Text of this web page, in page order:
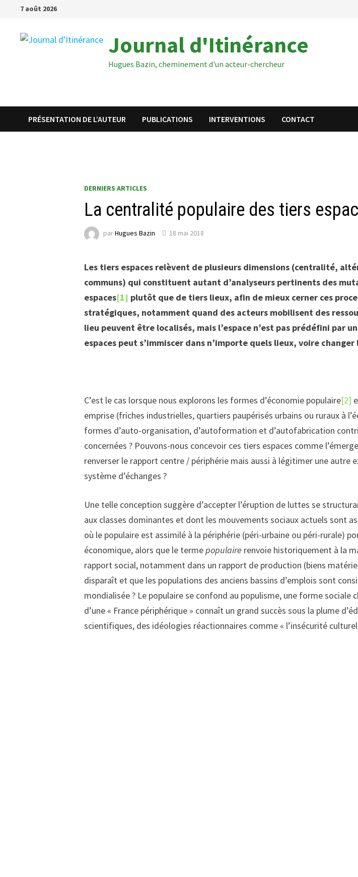
Passer
contenu
7 août 2026
Journal d'Itinérance
Hugues Bazin, cheminement d'un acteur-chercheur
PRÉSENTATION DE L’AUTEUR PUBLICATIONS INTERVENTIONS CONTACT
DERNIERS ARTICLES
La centralité populaire des tiers
parHugues Bazin 18 mai 2018
Les tiers espaces relèvent de plusieurs dimensions (centralité,
communs) qui constituent autant d’analyseurs pertinents des
espaces[1] plutôt que de tiers lieux, afin de mieux cerner ces
stratégiques, notamment quand des acteurs mobilisent des
lieu peuvent être localisés, mais l’espace n’est pas prédéfini par
espaces peut s’immiscer dans n’importe quels lieux, voire
C’est le cas lorsque nous explorons les formes d’économie populaire[2]
emprise (friches industrielles, quartiers paupérisés urbains ou ruraux à
formes d’auto-organisation, d’autoformation et d’autofabrication
concernées ? Pouvons-nous concevoir ces tiers espaces comme
renverser le rapport centre / périphérie mais aussi à légitimer une autre
système d’échanges ?
Une telle conception suggère d’accepter l’éruption de luttes se
aux classes dominantes et dont les mouvements sociaux actuels sont
où le populaire est assimilé à la périphérie (péri-urbaine ou péri-rurale)
économique, alors que le termepopulaire renvoie historiquement à la
rapport social, notamment dans un rapport de production (biens
disparaît et que les populations des anciens bassins d’emplois sont
mondialisée ? Le populaire se confond au populisme, une forme sociale
d’une « France périphérique » connaît un grand succès sous la plume
scientifiques, des idéologies réactionnaires comme « l’insécurité